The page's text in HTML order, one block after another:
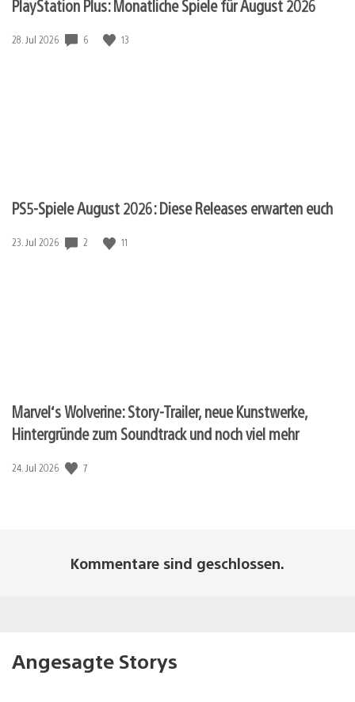
PlayStation Plus: Monatliche Spiele für August 2026
Veröffentlichungsdatum:
28. Jul 2026 6 13
PS5-Spiele August 2026: Diese Releases erwarten euch
Veröffentlichungsdatum:
23. Jul 2026 2 11
Marvel‘s Wolverine: Story-Trailer, neue Kunstwerke,
Hintergründe zum Soundtrack und noch viel mehr
Veröffentlichungsdatum:
24. Jul 2026 7
Kommentare sind geschlossen.
Angesagte Storys